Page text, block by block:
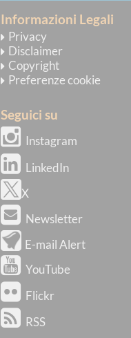
Informazioni Legali
Privacy
Disclaimer
Copyright
Preferenze cookie
Seguici su
Instagram
LinkedIn
X
Newsletter
E-mail Alert
YouTube
Flickr
RSS